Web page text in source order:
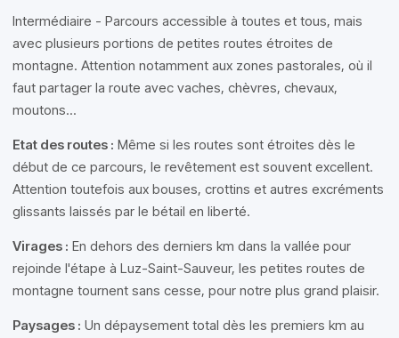
Intermédiaire - Parcours accessible à toutes et tous, mais
avec plusieurs portions de petites routes étroites de
montagne. Attention notamment aux zones pastorales, où il
faut partager la route avec vaches, chèvres, chevaux,
moutons...
Etat des routes : Même si les routes sont étroites dès le
début de ce parcours, le revêtement est souvent excellent.
Attention toutefois aux bouses, crottins et autres excréments
glissants laissés par le bétail en liberté.
Virages : En dehors des derniers km dans la vallée pour
rejoinde l'étape à Luz-Saint-Sauveur, les petites routes de
montagne tournent sans cesse, pour notre plus grand plaisir.
Paysages : Un dépaysement total dès les premiers km au